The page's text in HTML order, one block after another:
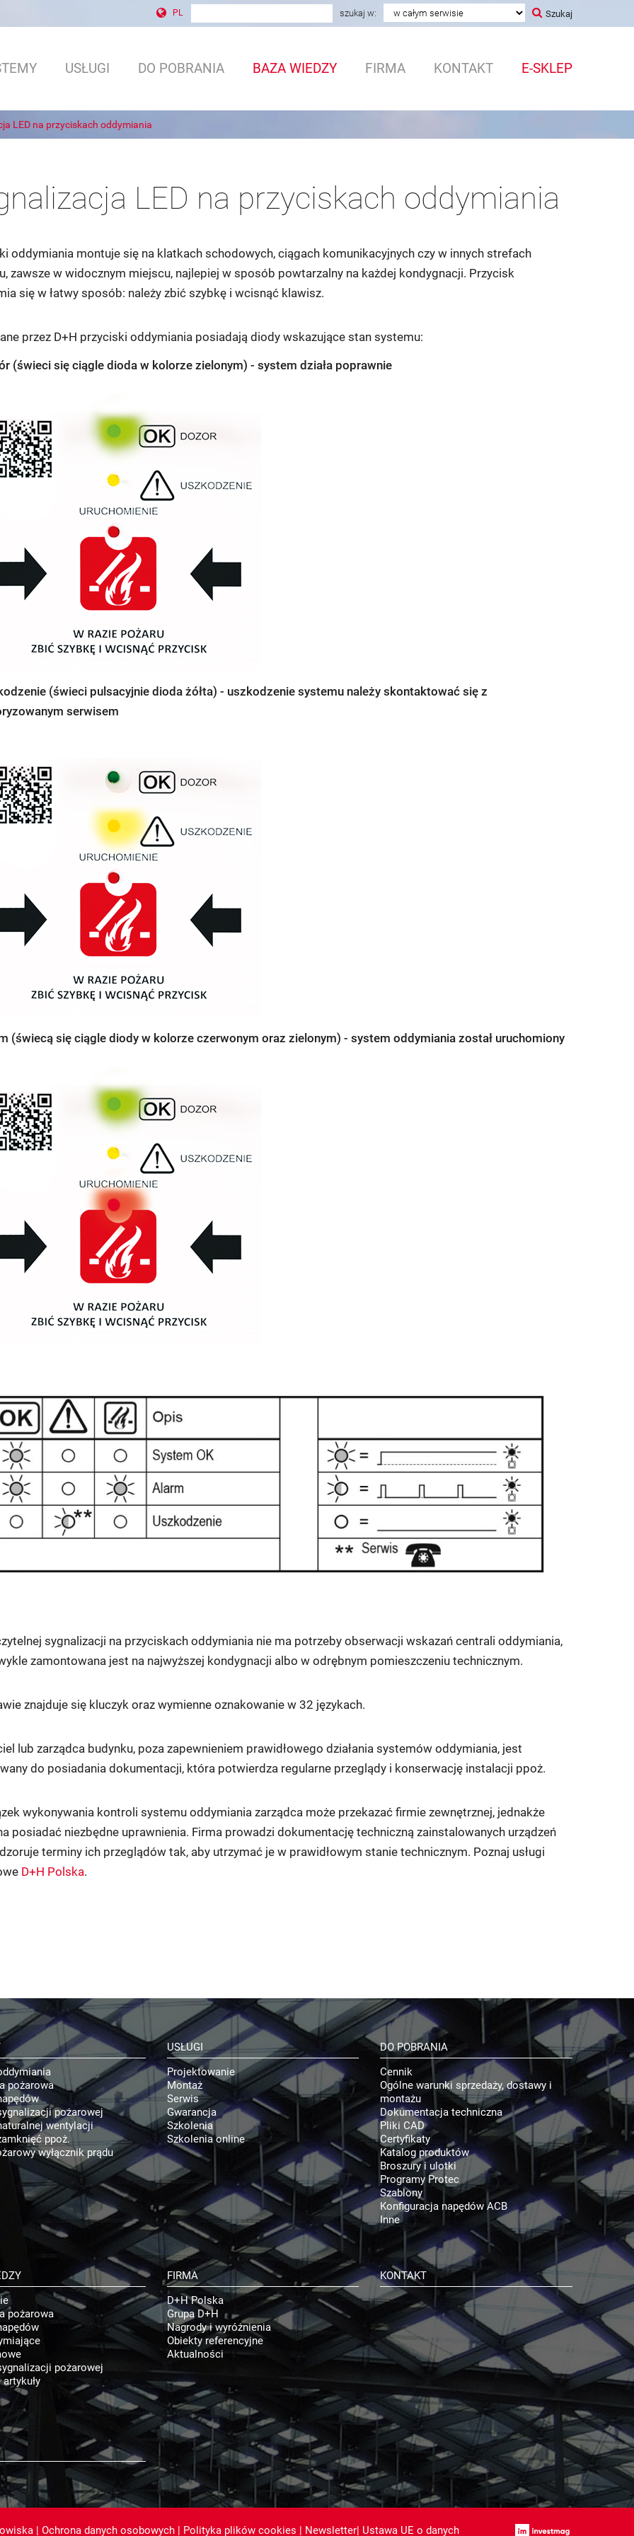
PL szukaj w: Szukaj
USŁUGI DO POBRANIA BAZA WIEDZY FIRMA KONTAKT E-SKLEP
LED na przyciskach oddymiania
LED na przyciskach oddymiania
oddymiania montuje się na klatkach schodowych, ciągach komunikacyjnych czy w innych strefach
zawsze w widocznym miejscu, najlepiej w sposób powtarzalny na każdej kondygnacji. Przycisk
się w łatwy sposób: należy zbić szybkę i wcisnąć klawisz.
przez D+H przyciski oddymiania posiadają diody wskazujące stan systemu:
(świeci się ciągle dioda w kolorze zielonym) - system działa poprawnie
(świeci pulsacyjnie dioda żółta) - uszkodzenie systemu należy skontaktować się z
serwisem
(świecą się ciągle diody w kolorze czerwonym oraz zielonym) - system oddymiania został uruchomiony
sygnalizacji na przyciskach oddymiania nie ma potrzeby obserwacji wskazań centrali oddymiania,
zamontowana jest na najwyższej kondygnacji albo w odrębnym pomieszczeniu technicznym.
znajduje się kluczyk oraz wymienne oznakowanie w 32 językach.
lub zarządca budynku, poza zapewnieniem prawidłowego działania systemów oddymiania, jest
do posiadania dokumentacji, która potwierdza regularne przeglądy i konserwację instalacji ppoż.
wykonywania kontroli systemu oddymiania zarządca może przekazać firmie zewnętrznej, jednakże
posiadać niezbędne uprawnienia. Firma prowadzi dokumentację techniczną zainstalowanych urządzeń
terminy ich przeglądów tak, aby utrzymać je w prawidłowym stanie technicznym. Poznaj usługi
D+H Polska.
pożarowa
pożarowej
wentylacji
ppoż.
wyłącznik prądu
USŁUGI
Projektowanie
Montaż
Serwis
Gwarancja
Szkolenia
Szkolenia online
DO POBRANIA
Cennik
Ogólne warunki sprzedaży, dostawy i
montażu
Dokumentacja techniczna
Pliki CAD
Certyfikaty
Katalog produktów
Broszury i ulotki
Programy Protec
Szablony
Konfiguracja napędów ACB
Inne
pożarowa
pożarowej
artykuły
FIRMA
D+H Polska
Grupa D+H
Nagrody i wyróżnienia
Obiekty referencyjne
Aktualności
KONTAKT
| Ochrona danych osobowych | Polityka plików cookies | Newsletter| Ustawa UE o danych